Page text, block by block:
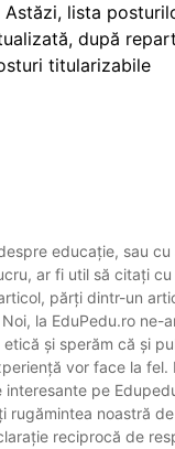
lista
după
titularizabile
educație, sau
ar fi util să citați
părți dintr-un
la EduPedu.ro ne-
și sperăm că și
vor face la fel.
pe
rugămintea noastră
reciprocă de